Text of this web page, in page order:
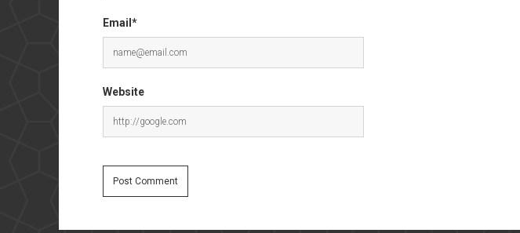
Email*
Website